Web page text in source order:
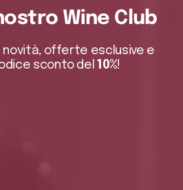
Wine Club
novità, offerte esclusive e
sconto del10%!